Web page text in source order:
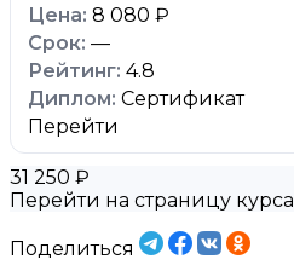
8 080 ₽
—
4.8
Сертификат
Перейти
31 250 ₽
Перейти на страницу курса
Поделиться